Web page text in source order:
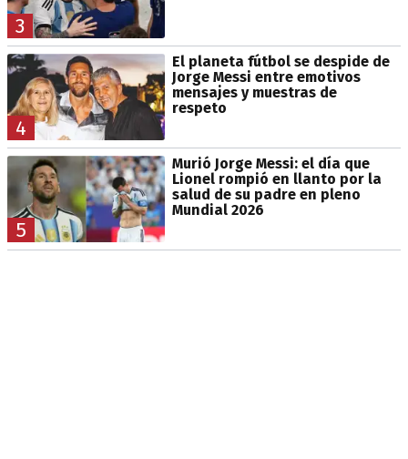
3
4
El planeta fútbol se despide de
Jorge Messi entre emotivos
mensajes y muestras de
respeto
5
Murió Jorge Messi: el día que
Lionel rompió en llanto por la
salud de su padre en pleno
Mundial 2026